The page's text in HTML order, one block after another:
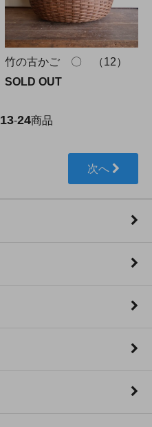
竹の古かご 〇 （12）
SOLD OUT
13-24商品
次へ